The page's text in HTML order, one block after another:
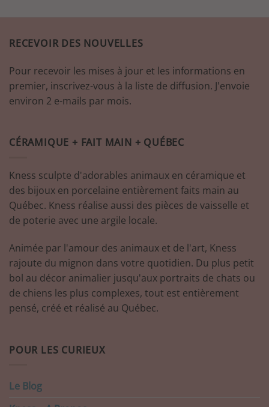
RECEVOIR DES NOUVELLES
Pour recevoir les mises à jour et les informations en
premier, inscrivez-vous à la liste de diffusion. J'envoie
environ 2 e-mails par mois.
CÉRAMIQUE + FAIT MAIN + QUÉBEC
Kness sculpte d'adorables animaux en céramique et
des bijoux en porcelaine entièrement faits main au
Québec. Kness réalise aussi des pièces de vaisselle et
de poterie avec une argile locale.
Animée par l'amour des animaux et de l'art, Kness
rajoute du mignon dans votre quotidien. Du plus petit
bol au décor animalier jusqu'aux portraits de chats ou
de chiens les plus complexes, tout est entièrement
pensé, créé et réalisé au Québec.
POUR LES CURIEUX
Le Blog